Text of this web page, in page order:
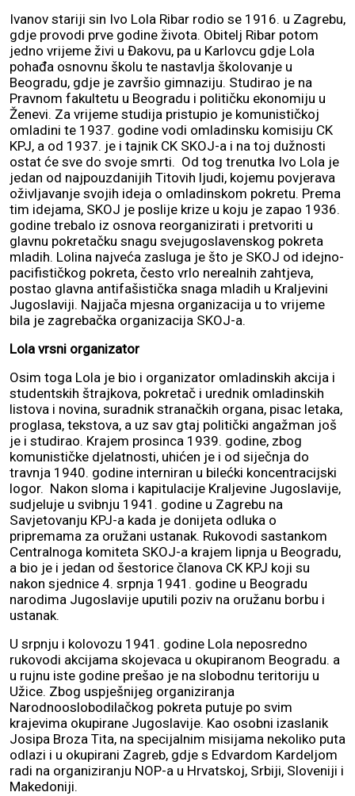
Ivanov stariji sin Ivo Lola Ribar rodio se 1916. u Zagrebu,
gdje provodi prve godine života. Obitelj Ribar potom
jedno vrijeme živi u Đakovu, pa u Karlovcu gdje Lola
pohađa osnovnu školu te nastavlja školovanje u
Beogradu, gdje je završio gimnaziju. Studirao je na
Pravnom fakultetu u Beogradu i političku ekonomiju u
Ženevi. Za vrijeme studija pristupio je komunističkoj
omladini te 1937. godine vodi omladinsku komisiju CK
KPJ, a od 1937. je i tajnik CK SKOJ-a i na toj dužnosti
ostat će sve do svoje smrti. Od tog trenutka Ivo Lola je
jedan od najpouzdanijih Titovih ljudi, kojemu povjerava
oživljavanje svojih ideja o omladinskom pokretu. Prema
tim idejama, SKOJ je poslije krize u koju je zapao 1936.
godine trebalo iz osnova reorganizirati i pretvoriti u
glavnu pokretačku snagu svejugoslavenskog pokreta
mladih. Lolina najveća zasluga je što je SKOJ od idejno-
pacifističkog pokreta, često vrlo nerealnih zahtjeva,
postao glavna antifašistička snaga mladih u Kraljevini
Jugoslaviji. Najjača mjesna organizacija u to vrijeme
bila je zagrebačka organizacija SKOJ-a.
Lola vrsni organizator
Osim toga Lola je bio i organizator omladinskih akcija i
studentskih štrajkova, pokretač i urednik omladinskih
listova i novina, suradnik stranačkih organa, pisac letaka,
proglasa, tekstova, a uz sav gtaj politički angažman još
je i studirao. Krajem prosinca 1939. godine, zbog
komunističke djelatnosti, uhićen je i od siječnja do
travnja 1940. godine interniran u bilećki koncentracijski
logor. Nakon sloma i kapitulacije Kraljevine Jugoslavije,
sudjeluje u svibnju 1941. godine u Zagrebu na
Savjetovanju KPJ-a kada je donijeta odluka o
pripremama za oružani ustanak. Rukovodi sastankom
Centralnoga komiteta SKOJ-a krajem lipnja u Beogradu,
a bio je i jedan od šestorice članova CK KPJ koji su
nakon sjednice 4. srpnja 1941. godine u Beogradu
narodima Jugoslavije uputili poziv na oružanu borbu i
ustanak.
U srpnju i kolovozu 1941. godine Lola neposredno
rukovodi akcijama skojevaca u okupiranom Beogradu. a
u rujnu iste godine prešao je na slobodnu teritoriju u
Užice. Zbog uspješnijeg organiziranja
Narodnooslobodilačkog pokreta putuje po svim
krajevima okupirane Jugoslavije. Kao osobni izaslanik
Josipa Broza Tita, na specijalnim misijama nekoliko puta
odlazi i u okupirani Zagreb, gdje s Edvardom Kardeljom
radi na organiziranju NOP-a u Hrvatskoj, Srbiji, Sloveniji i
Makedoniji.